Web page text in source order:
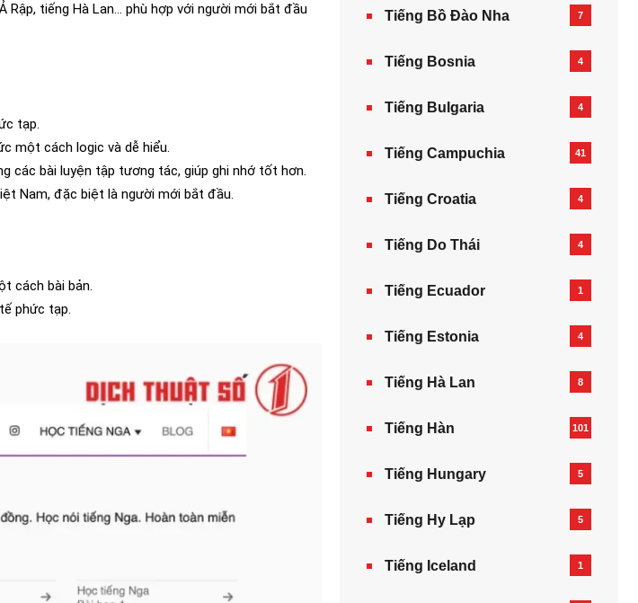
tiếng Hà Lan… phù hợp với người mới bắt đầu
tạp.
một cách logic và dễ hiểu.
các bài luyện tập tương tác, giúp ghi nhớ tốt hơn.
Nam, đặc biệt là người mới bắt đầu.
cách bài bản.
phức tạp.
Tiếng Bồ Đào Nha 7
Tiếng Bosnia 4
Tiếng Bulgaria 4
Tiếng Campuchia 41
Tiếng Croatia 4
Tiếng Do Thái 4
Tiếng Ecuador 1
Tiếng Estonia 4
Tiếng Hà Lan 8
Tiếng Hàn 101
Tiếng Hungary 5
Tiếng Hy Lạp 5
Tiếng Iceland 1